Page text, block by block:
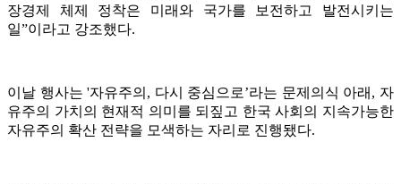
장경제 체제 정착은 미래와 국가를 보전하고 발전시키는
일”이라고 강조했다.
이날 행사는 '자유주의, 다시 중심으로’라는 문제의식 아래, 자
유주의 가치의 현재적 의미를 되짚고 한국 사회의 지속가능한
자유주의 확산 전략을 모색하는 자리로 진행됐다.